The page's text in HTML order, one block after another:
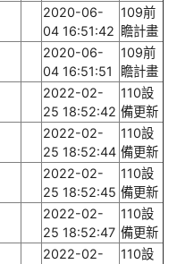
2020-06-
04 16:51:42
109前
瞻計畫
2020-06-
04 16:51:51
109前
瞻計畫
2022-02-
25 18:52:42
110設
備更新
2022-02-
25 18:52:44
110設
備更新
2022-02-
25 18:52:45
110設
備更新
2022-02-
25 18:52:47
110設
備更新
2022-02-
110設